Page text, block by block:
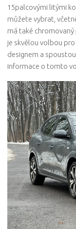
15palcovými litými
můžete vybrat,
má také
je skvělou volbou
designem a
informace o tomto